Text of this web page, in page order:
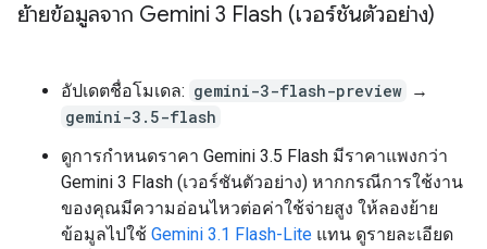
ย้ายข้อมูลจาก Gemini 3 Flash (เวอร์ชันตัวอย่าง)
อัปเดตชื่อโมเดล: gemini-3-flash-preview →
gemini-3.5-flash
ดูการกำหนดราคา Gemini 3.5 Flash มีราคาแพงกว่า
Gemini 3 Flash (เวอร์ชันตัวอย่าง) หากกรณีการใช้งาน
ของคุณมีความอ่อนไหวต่อค่าใช้จ่ายสูง ให้ลองย้าย
ข้อมูลไปใช้ Gemini 3.1 Flash-Lite แทน ดูรายละเอียด